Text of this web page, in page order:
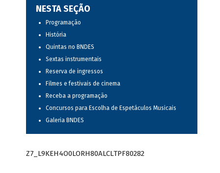
NESTA SEÇÃO
Programação
História
Quintas no BNDES
Sextas instrumentais
Reserva de ingressos
Filmes e festivais de cinema
Receba a programação
Concursos para Escolha de Espetáculos Musicais
Galeria BNDES
Z7_L9KEH4O0LORH80ALCLTPF80282